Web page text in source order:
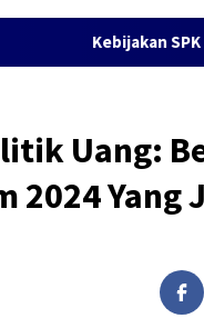
SPK TKBM di KSOP
Uang:
2024 Yang